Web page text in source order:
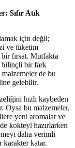
Sıfır Atık
için değil;
ve tüketim
fırsat. Mutfakta
bilinçli bir fark
de bu
gelebilir.
hızlı kaybeden
Oysa bu malzemeler,
yeni aromalar ve
kokteyl hazırlarken
daha verimli
karakter katar.